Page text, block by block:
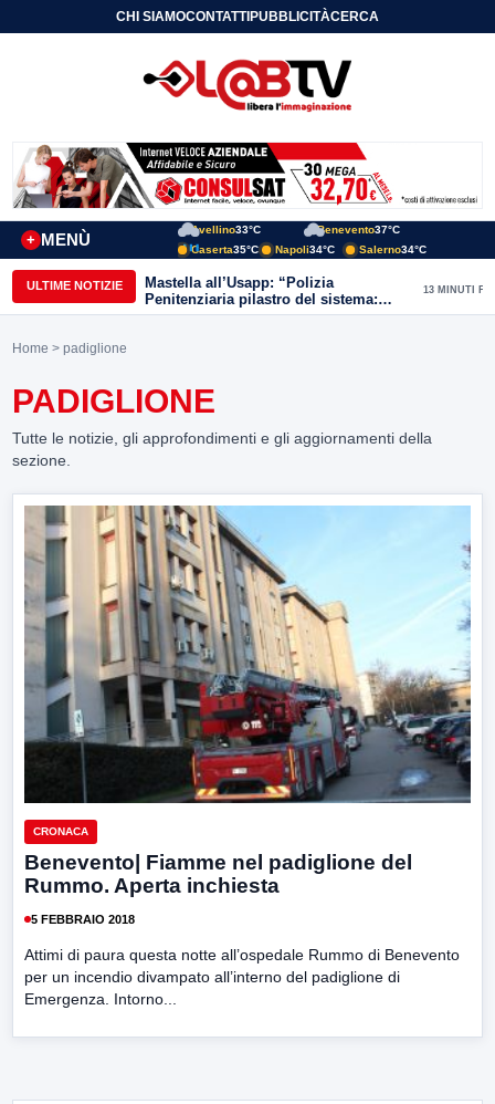
CHI SIAMOCONTATTIPUBBLICITÀCERCA
MENÙ
+
Avellino33°C Benevento37°C
Caserta35°C Napoli34°C Salerno34°C
ULTIME NOTIZIE
Mastella all’Usapp: “Polizia
Penitenziaria pilastro del sistema:
Governo rafforzi organico”
13 MINUTI FA
Home > padiglione
PADIGLIONE
Tutte le notizie, gli approfondimenti e gli aggiornamenti della
sezione.
CRONACA
Benevento| Fiamme nel padiglione del
Rummo. Aperta inchiesta
5 FEBBRAIO 2018
Attimi di paura questa notte all’ospedale Rummo di Benevento
per un incendio divampato all’interno del padiglione di
Emergenza. Intorno...